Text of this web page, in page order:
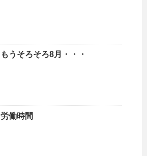
もうそろそろ8月・・・
労働時間